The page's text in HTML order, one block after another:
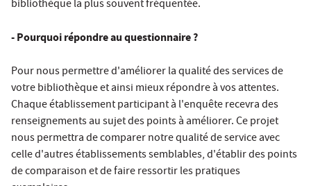
bibliothèque la plus souvent fréquentée.
- Pourquoi répondre au questionnaire ?
Pour nous permettre d'améliorer la qualité des services de
votre bibliothèque et ainsi mieux répondre à vos attentes.
Chaque établissement participant à l'enquête recevra des
renseignements au sujet des points à améliorer. Ce projet
nous permettra de comparer notre qualité de service avec
celle d'autres établissements semblables, d'établir des points
de comparaison et de faire ressortir les pratiques